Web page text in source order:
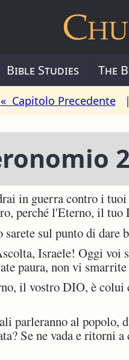
Bible Studies The
« Capitolo Precedente
in guerra contro i
perché l'Eterno, il
sarete sul punto di dare
Israele! Oggi voi
paura, non vi
il vostro DIO, è colui
parleranno al popolo,
Se ne vada e ritorni